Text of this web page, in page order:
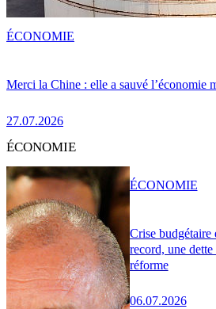
Merci la Chine : elle a sauvé l’économie
27.07.2026
ÉCONOMIE
ÉCONOMIE
Crise budgétaire
record, une
réforme
06.07.2026
ÉCONOMIE